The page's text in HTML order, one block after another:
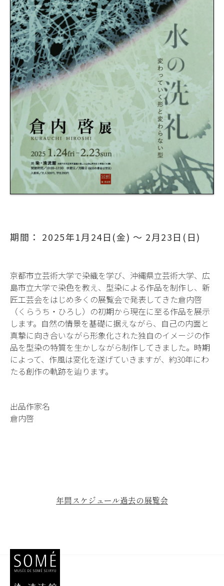
期間： 2025年1月24日(金) ～ 2月23日(日)
京都市立芸術大学で染織を学び、沖縄県立芸術大学、広
島市立大学で染色を教え、型染による作品を制作し、新
匠工芸会をはじめ多くの展覧会で発表してきた倉内啓
（くらうち・ひろし）の初期から現在に至る作品を展示
します。自然の情景を基礎に据えながら、自己の内面と
真摯に向き合いながら形象化された独自のイメージの作
品を型染の特質を生かしながら制作してきました。時期
によって、作風は変化を遂げていきますが、約30年にわ
たる創作の軌跡を辿ります。
出品作家名
倉内啓
年間スケジュール過去の展覧会